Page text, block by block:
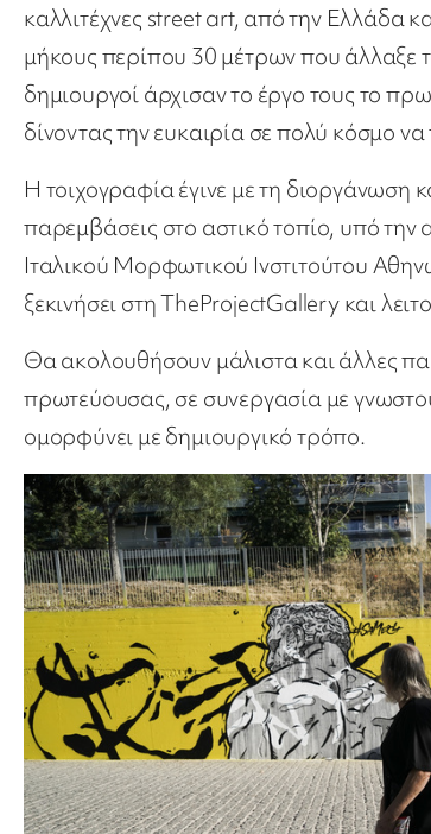
καλλιτέχνες street art, από την Ελλάδα
μήκους περίπου 30 μέτρων που άλλαξε
δημιουργοί άρχισαν το έργο τους το
δίνοντας την ευκαιρία σε πολύ κόσμο
Η τοιχογραφία έγινε με τη διοργάνωση
παρεμβάσεις στο αστικό τοπίο, υπό την
Ιταλικού Μορφωτικού Ινστιτούτου
ξεκινήσει στη TheProjectGallery και
Θα ακολουθήσουν μάλιστα και άλλες
πρωτεύουσας, σε συνεργασία με
ομορφύνει με δημιουργικό τρόπο.